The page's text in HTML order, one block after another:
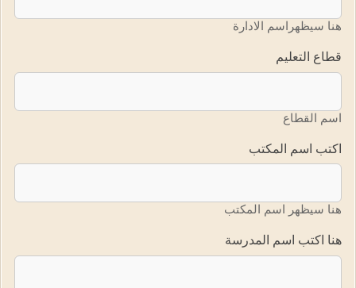
هنا سيظهراسم الادارة
قطاع التعليم
اسم القطاع
اكتب اسم المكتب
هنا سيظهر اسم المكتب
هنا اكتب اسم المدرسة